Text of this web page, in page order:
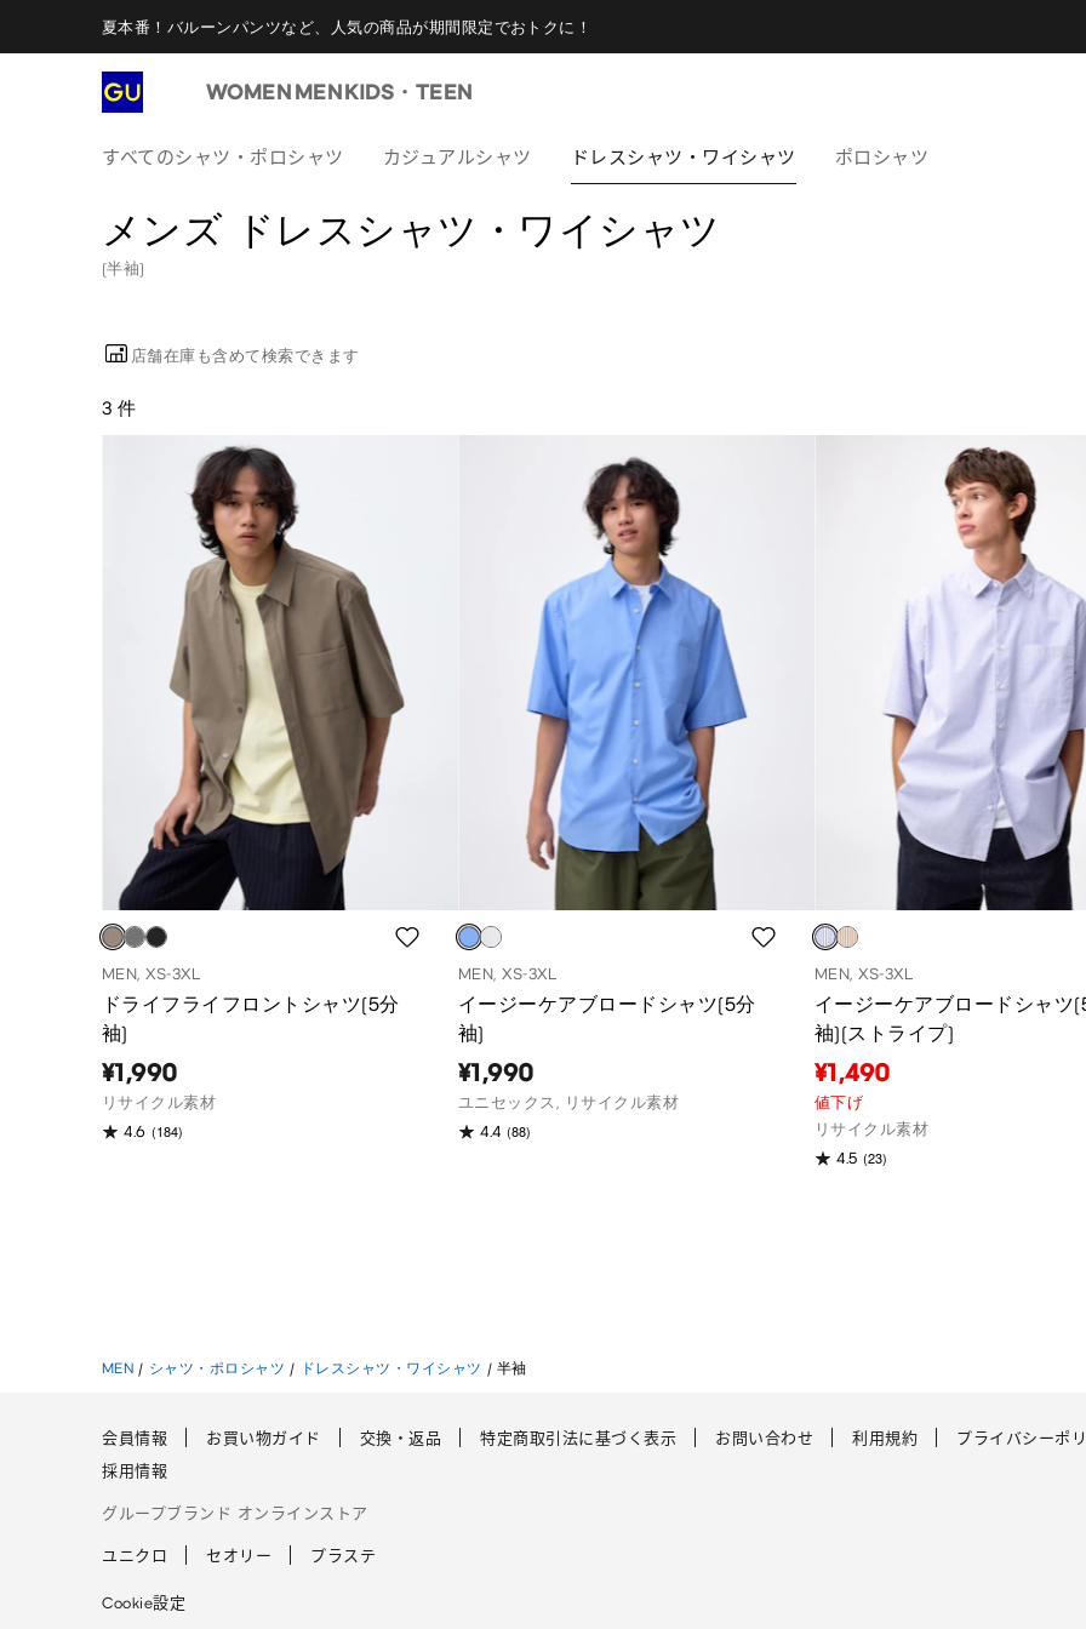
夏本番！バルーンパンツなど、人気の商品が期間限定でおトクに！
WOMEN MENKIDS・TEEN
すべてのシャツ・ポロシャツ カジュアルシャツ ドレスシャツ・ワイシャツ ポロシャツ
メンズ ドレスシャツ・ワイシャツ
(半袖)
店舗在庫も含めて検索できます
3 件
MEN, XS-3XL
ドライフライフロントシャツ(5分
袖)
¥1,990
リサイクル素材
4.6 (184)
MEN, XS-3XL
イージーケアブロードシャツ(5分
袖)
¥1,990
ユニセックス, リサイクル素材
4.4 (88)
MEN, XS-3XL
イージーケアブロードシャツ
袖)(ストライプ)
¥1,490
値下げ
リサイクル素材
4.5 (23)
MEN / シャツ・ポロシャツ / ドレスシャツ・ワイシャツ / 半袖
会員情報 お買い物ガイド 交換・返品 特定商取引法に基づく表示 お問い合わせ 利用規約
プライバシーポ
採用情報
グループブランド オンラインストア
ユニクロ セオリー プラステ
Cookie設定